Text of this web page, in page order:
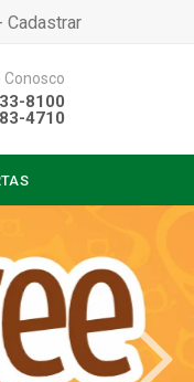
Cadastrar
Conosco
8100
4710